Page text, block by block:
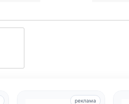
реклама